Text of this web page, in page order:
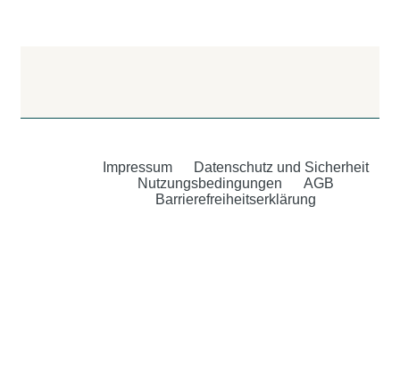
Impressum
Datenschutz und Sicherheit
Nutzungsbedingungen
AGB
Barrierefreiheitserklärung